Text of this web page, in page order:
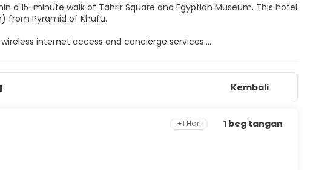
minute walk of Tahrir Square and Egyptian Museum. This hotel
from Pyramid of Khufu.
internet access and concierge services.
access is available to keep you connected. Conveniences
front desk, and luggage storage.
Kembali
+1 Hari 1 beg tangan